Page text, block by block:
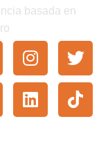
basada en